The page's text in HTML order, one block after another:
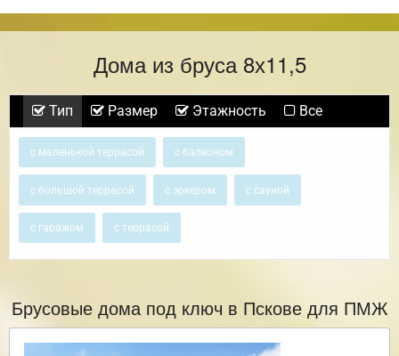
Дома из бруса 8х11,5
Тип Размер Этажность Все
с маленькой террасой с балконом
с большой террасой с эркером с сауной
с гаражом с террасой
Брусовые дома под ключ в Пскове для ПМЖ